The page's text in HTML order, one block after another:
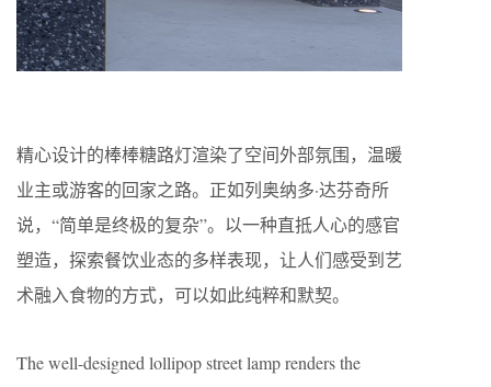
精心设计的棒棒糖路灯渲染了空间外部氛围，温暖
业主或游客的回家之路。正如列奥纳多·达芬奇所
说，“简单是终极的复杂”。以一种直抵人心的感官
塑造，探索餐饮业态的多样表现，让人们感受到艺
术融入食物的方式，可以如此纯粹和默契。
The well-designed lollipop street lamp renders the